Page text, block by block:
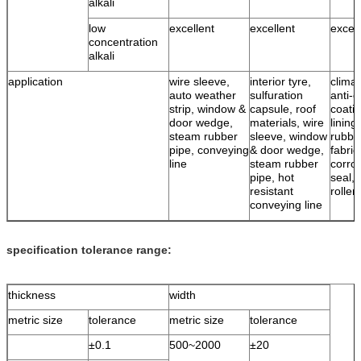
low
concentration
alkali
excellent excellent
application
wire sleeve,
auto weather
strip, window &
door wedge,
steam rubber
pipe, conveying
line
interior tyre,
sulfuration
capsule, roof
materials, wire
sleeve, window
& door wedge,
steam rubber
pipe, hot
resistant
conveying line
anti-
seal,
roller
specification tolerance range:
thickness
width
metric size
tolerance metric size
tolerance
±0.1
500~2000 ±20